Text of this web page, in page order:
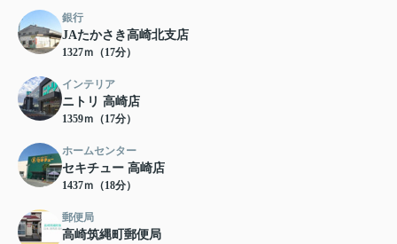
銀行
JAたかさき高崎北支店
1327ｍ（17分）
インテリア
ニトリ 高崎店
1359ｍ（17分）
ホームセンター
セキチュー 高崎店
1437ｍ（18分）
郵便局
高崎筑縄町郵便局